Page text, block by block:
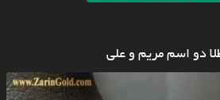
دو اسم مریم و علی